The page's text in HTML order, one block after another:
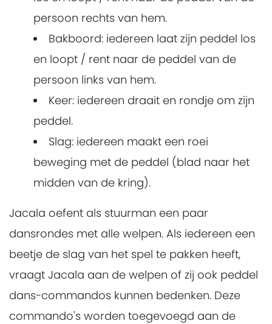
persoon rechts van hem.
Bakboord: iedereen laat zijn peddel los
en loopt / rent naar de peddel van de
persoon links van hem.
Keer: iedereen draait en rondje om zijn
peddel.
Slag: iedereen maakt een roei
beweging met de peddel (blad naar het
midden van de kring).
Jacala oefent als stuurman een paar
dansrondes met alle welpen. Als iedereen een
beetje de slag van het spel te pakken heeft,
vraagt Jacala aan de welpen of zij ook peddel
dans-commandos kunnen bedenken. Deze
commando's worden toegevoegd aan de